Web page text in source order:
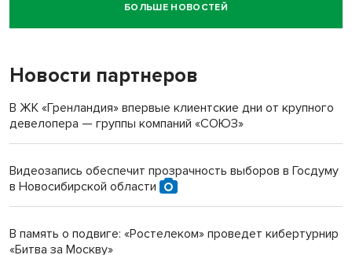
Новосибирский суд наказал водителя за смерть
пенсионерки на вокзале
БОЛЬШЕ НОВОСТЕЙ
Новости партнеров
В ЖК «Гренландия» впервые клиентские дни от крупного
девелопера — группы компаний «СОЮЗ»
Видеозапись обеспечит прозрачность выборов в Госдуму
в Новосибирской области
В память о подвиге: «Ростелеком» проведет кибертурнир
«Битва за Москву»